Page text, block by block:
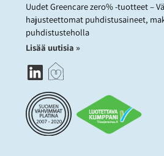
Uudet Greencare zero% -tuotteet –
hajusteettomat puhdistusaineet,
puhdistusteholla
Lisää uutisia »